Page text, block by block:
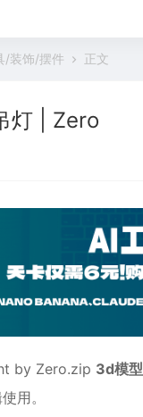
/装饰/摆件 正文
灯 | Zero
by Zero.zip 3d模型
用。